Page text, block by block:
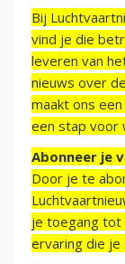
Bij
vind je die
leveren van
nieuws over
maakt ons
een stap voor
Abonneer je
Door je te
je toegang tot
ervaring die